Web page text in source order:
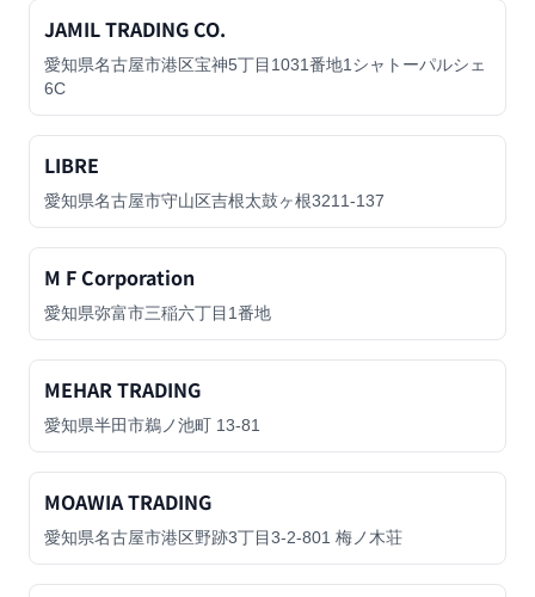
JAMIL TRADING CO.
愛知県名古屋市港区宝神5丁目1031番地1シャトーパルシェ
6C
LIBRE
愛知県名古屋市守山区吉根太鼓ヶ根3211-137
M F Corporation
愛知県弥富市三稲六丁目1番地
MEHAR TRADING
愛知県半田市鵜ノ池町 13-81
MOAWIA TRADING
愛知県名古屋市港区野跡3丁目3-2-801 梅ノ木荘